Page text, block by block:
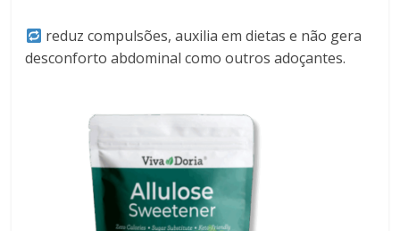
reduz compulsões, auxilia em dietas e não gera
desconforto abdominal como outros adoçantes.